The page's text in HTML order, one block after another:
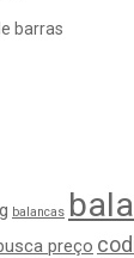
barras
balancas
preço